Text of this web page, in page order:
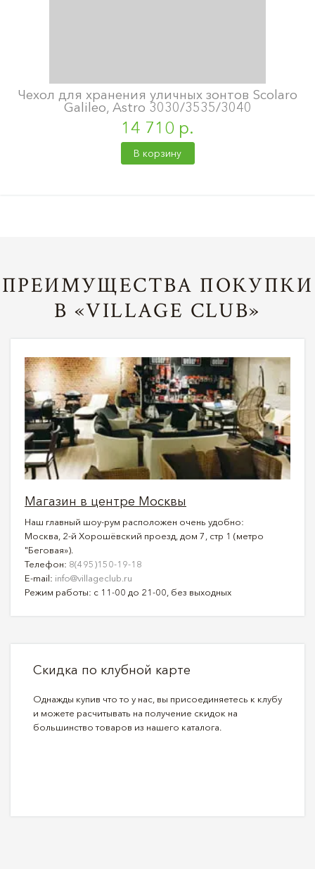
Чехол для хранения уличных зонтов Scolaro
Galileo, Astro 3030/3535/3040
14 710 р.
В корзину
ПРЕИМУЩЕСТВА ПОКУПКИ
В «VILLAGE CLUB»
Магазин в центре Москвы
Наш главный шоу-рум расположен очень удобно:
Москва, 2-й Хорошёвский проезд, дом 7, стр 1 (метро
"Беговая»).
Телефон: 8(495)150-19-18
E-mail: info@villageclub.ru
Режим работы: с 11-00 до 21-00, без выходных
Скидка по клубной карте
Однажды купив что то у нас, вы присоединяетесь к клубу
и можете расчитывать на получение скидок на
большинство товаров из нашего каталога.